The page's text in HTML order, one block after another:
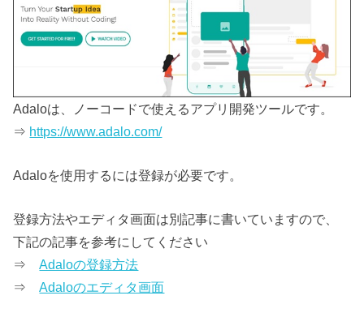
Adaloは、ノーコードで使えるアプリ開発ツールです。
⇒ https://www.adalo.com/
Adaloを使用するには登録が必要です。
登録方法やエディタ画面は別記事に書いていますので、
下記の記事を参考にしてください
⇒Adaloの登録方法
⇒Adaloのエディタ画面